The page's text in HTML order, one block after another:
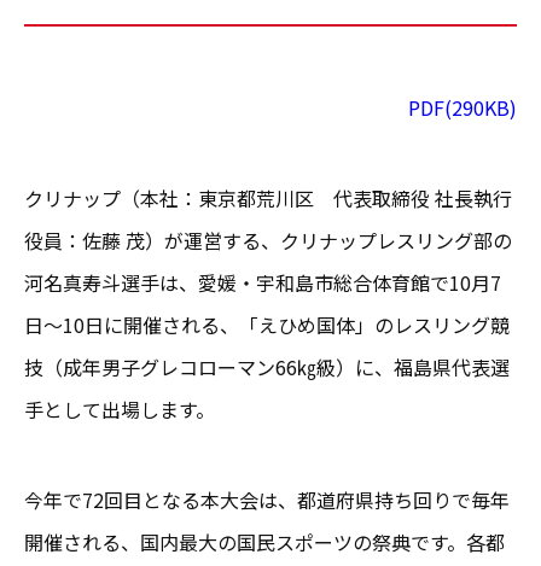
PDF(290KB)
クリナップ（本社：東京都荒川区 代表取締役 社長執行
役員：佐藤 茂）が運営する、クリナップレスリング部の
河名真寿斗選手は、愛媛・宇和島市総合体育館で10月7
日～10日に開催される、「えひめ国体」のレスリング競
技（成年男子グレコローマン66㎏級）に、福島県代表選
手として出場します。
今年で72回目となる本大会は、都道府県持ち回りで毎年
開催される、国内最大の国民スポーツの祭典です。各都